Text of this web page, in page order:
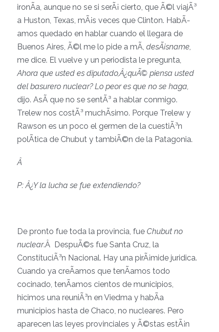
ironÃ­a, aunque no se si serÃ¡ cierto, que Ã©l viajÃ³
a Huston, Texas, mÃ¡s veces que Clinton. HabÃ­
amos quedado en hablar cuando el llegara de
Buenos Aires, Ã©l me lo pide a mÃ­, desÃ¡sname,
me dice. El vuelve y un periodista le pregunta,
Ahora que usted es diputado,Â¿quÃ© piensa usted
del basurero nuclear? Lo peor es que no se haga,
dijo. AsÃ­ que no se sentÃ³ a hablar conmigo.
Trelew nos costÃ³ muchÃ­simo. Porque Trelew y
Rawson es un poco el germen de la cuestiÃ³n
polÃ­tica de Chubut y tambiÃ©n de la Patagonia.
Â
P: Â¿Y la lucha se fue extendiendo?
De pronto fue toda la provincia, fue Chubut no
nuclear.Â DespuÃ©s fue Santa Cruz, la
ConstituciÃ³n Nacional. Hay una pirÃ¡mide juridica.
Cuando ya creÃ­amos que tenÃ­amos todo
cocinado, tenÃ­amos cientos de municipios,
hicimos una reuniÃ³n en Viedma y habÃ­a
municipios hasta de Chaco, no nucleares. Pero
aparecen las leyes provinciales y Ã©stas estÃ¡n